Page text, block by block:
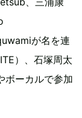
が名を連
）、石塚周太
ボーカルで参加